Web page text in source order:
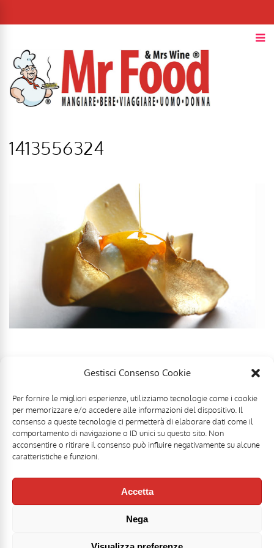
Gestisci Consenso Cookie
Per fornire le migliori esperienze, utilizziamo tecnologie come i cookie
per memorizzare e/o accedere alle informazioni del dispositivo. Il
consenso a queste tecnologie ci permetterà di elaborare dati come il
comportamento di navigazione o ID unici su questo sito. Non
acconsentire o ritirare il consenso può influire negativamente su alcune
caratteristiche e funzioni.
Accetta
Nega
1413556324
Mr Food & Mrs Wine è una testata registrata di
Direttore responsabile: Stefano Belli [DISCLAIMER